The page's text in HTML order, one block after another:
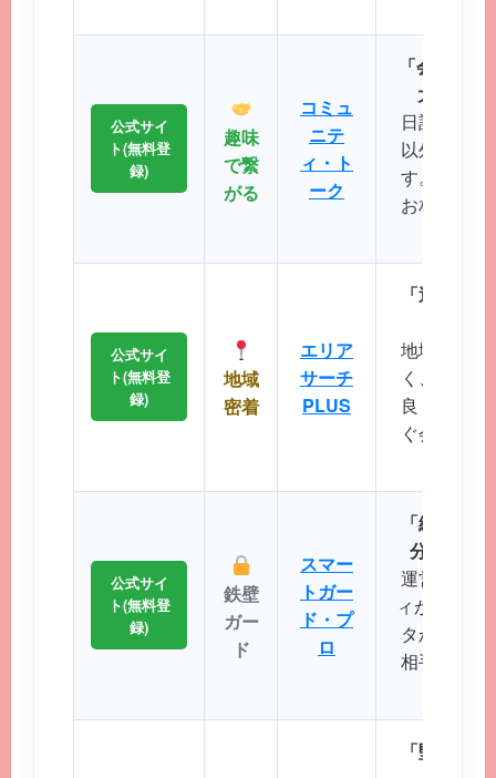
公式サイ
ト(無料登
録)
趣味
で繋
がる
コミュ
ニテ
ィ・ト
ーク
「会員数
大SNS
日記や掲
以外の機
す。共通の
お相手と
公式サイ
ト(無料登
録)
地域
密着
エリア
サーチ
PLUS
「近所で
地域に根差
く、コス
良く出会
ぐ会える
公式サイ
ト(無料登
録)
鉄壁
ガー
ド
スマー
トガー
ド・プ
ロ
「細かな
分にぴっ
運営実績が
ィが非常に
タから理
相手を効率
「堅苦し